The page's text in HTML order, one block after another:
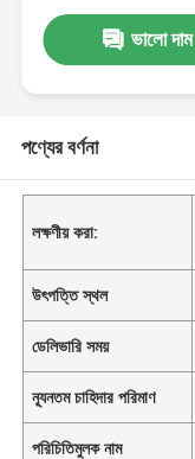
ভালো দাম
পণ্যের বর্ণনা
লক্ষণীয় করা:
উৎপত্তি স্থল
ডেলিভারি সময়
ন্যূনতম চাহিদার পরিমাণ
পরিচিতিমুলক নাম